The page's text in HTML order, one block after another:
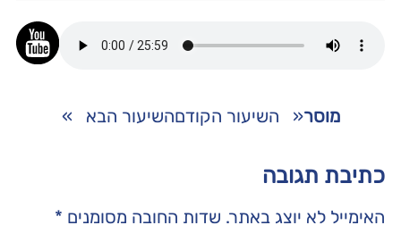
מוסר« השיעור הקודםהשיעור הבא »
כתיבת תגובה
האימייל לא יוצג באתר. שדות החובה מסומנים *